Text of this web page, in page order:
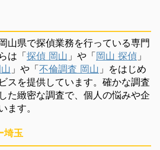
山県で探偵業務を行っている専門
は「探偵 岡山 」や「岡山 探偵 」
」や「不倫調査 岡山 」をはじめ
スを提供しています。確かな調査
た緻密な調査で、個人の悩みや企
ます。
埼玉